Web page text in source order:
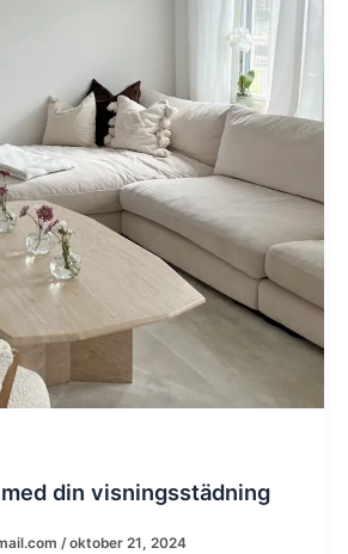
din visningsstädning
/oktober 21, 2024